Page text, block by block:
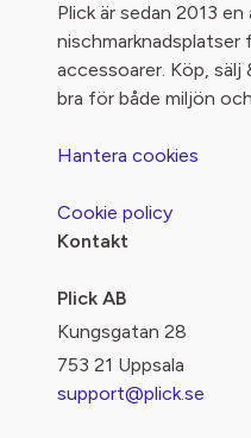
Plick är sedan 2013
nischmarknadsplatser
accessoarer. Köp,
bra för både miljön
Hantera cookies
Cookie policy
Kontakt
Plick AB
Kungsgatan 28
753 21 Uppsala
support@plick.se